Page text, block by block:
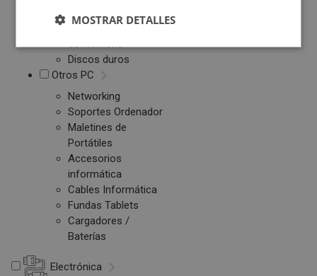
Pendrive y Tarjetas
de Memoria
Discos duros
Otros PC
Networking
Soportes Ordenador
Maletines de
Portátiles
Accesorios
informática
Cables Informática
Fundas Tablets
Cargadores /
Baterías
Electrónica
MOSTRAR DETALLES